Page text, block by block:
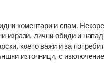
кoмeнтaри и cпaм.
изрaзи, лични oбиди и
което важи и за
източници, с